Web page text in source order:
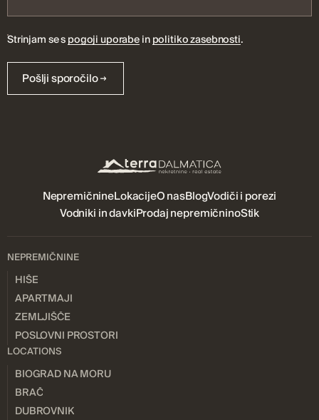
Strinjam se spogoji uporabeinpolitiko zasebnosti.
Pošlji sporočilo
NepremičnineLokacijeO nasBlogVodiči i porezi
Vodniki in davkiProdaj nepremičninoStik
NEPREMIČNINE
HIŠE
APARTMAJI
ZEMLJIŠČE
POSLOVNI PROSTORI
LOCATIONS
BIOGRAD NA MORU
BRAČ
DUBROVNIK